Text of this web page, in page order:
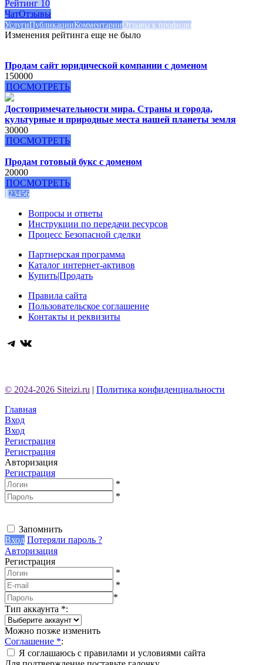
Рейтинг 10
ЧатОтзывы
УслугиПубликацииКомментарииОтзывы к профилю
Изменения рейтинга еще не было
Продам сайт юридической компании с доменом
150000
ПОСМОТРЕТЬ
Достопримечательности мира. Страны и города,
культурные и природные места нашей планеты земля
30000
ПОСМОТРЕТЬ
Продам готовый букс с доменом
20000
ПОСМОТРЕТЬ
123456
Вопросы и ответы
Инструкции по передачи ресурсов
Процесс Безопасной сделки
Партнерская программа
Каталог интернет-активов
Купить|Продать
Правила сайта
Пользовательское соглашение
Контакты и реквизиты
Telegram
ВКонтакте
© 2024-2026 Siteizi.ru | Политика конфиденциальности
Главная
Вход
Вход
Регистрация
Регистрация
Авторизация
Регистрация
*
*
Запомнить
Вход Потеряли пароль ?
Авторизация
Регистрация
*
*
*
Тип аккаунта *:
Можно позже изменить
Соглашение *:
Я соглашаюсь с правилами и условиями сайта